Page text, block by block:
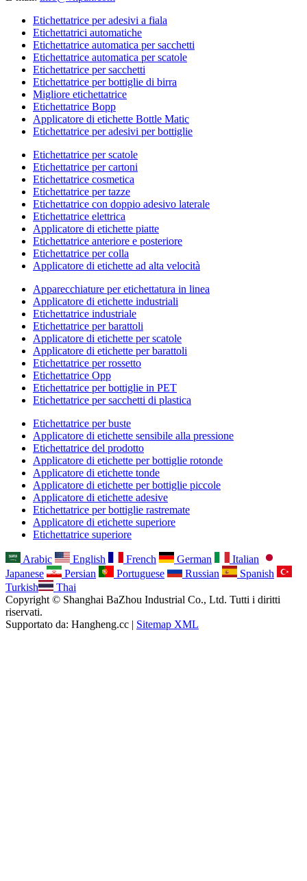
Etichettatrice per adesivi a fiala
Etichettatrici automatiche
Etichettatrice automatica per sacchetti
Etichettatrice automatica per scatole
Etichettatrice per sacchetti
Etichettatrice per bottiglie di birra
Migliore etichettatrice
Etichettatrice Bopp
Applicatore di etichette Bottle Matic
Etichettatrice per adesivi per bottiglie
Etichettatrice per scatole
Etichettatrice per cartoni
Etichettatrice cosmetica
Etichettatrice per tazze
Etichettatrice con doppio adesivo laterale
Etichettatrice elettrica
Applicatore di etichette piatte
Etichettatrice anteriore e posteriore
Etichettatrice per colla
Applicatore di etichette ad alta velocità
Apparecchiature per etichettatura in linea
Applicatore di etichette industriali
Etichettatrice industriale
Etichettatrice per barattoli
Applicatore di etichette per scatole
Applicatore di etichette per barattoli
Etichettatrice per rossetto
Etichettatrice Opp
Etichettatrice per bottiglie in PET
Etichettatrice per sacchetti di plastica
Etichettatrice per buste
Applicatore di etichette sensibile alla pressione
Etichettatrice del prodotto
Applicatore di etichette per bottiglie rotonde
Applicatore di etichette tonde
Applicatore di etichette per bottiglie piccole
Applicatore di etichette adesive
Etichettatrice per bottiglie rastremate
Applicatore di etichette superiore
Etichettatrice superiore
Arabic English French German
Italian
Japanese
Persian Portuguese Russian
Spanish
Turkish
Thai
Copyright © Shanghai BaZhou Industrial Co., Ltd. Tutti i diritti
riservati.
Supportato da: Hangheng.cc | Sitemap XML